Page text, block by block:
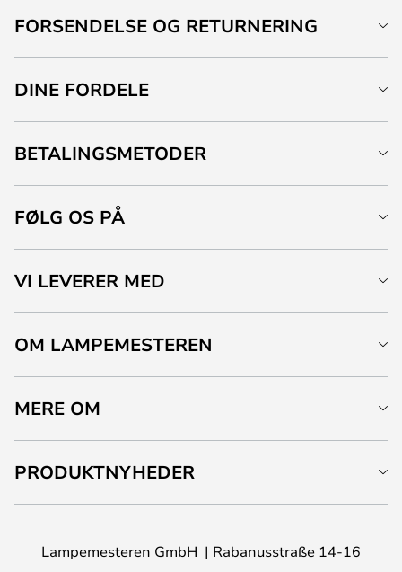
FORSENDELSE OG RETURNERING
DINE FORDELE
BETALINGSMETODER
FØLG OS PÅ
VI LEVERER MED
OM LAMPEMESTEREN
MERE OM
PRODUKTNYHEDER
Lampemesteren GmbH
Rabanusstraße 14-16